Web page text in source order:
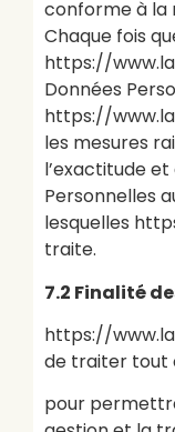
conforme à la
Chaque fois
https://
Données
https://
les mesures
l’exactitude
Personnelles
lesquelles
traite.
7.2 Finalité
https://
de traiter tout
pour